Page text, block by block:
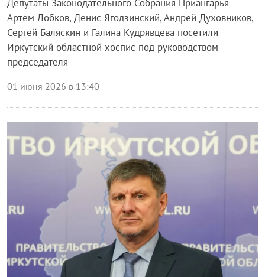
Депутаты Законодательного Собрания Приангарья
Артем Лобков, Денис Ягодзинский, Андрей Духовников,
Сергей Баляскин и Галина Кудрявцева посетили
Иркутский областной хоспис под руководством
председателя
01 июня 2026 в 13:40
Блог правительства